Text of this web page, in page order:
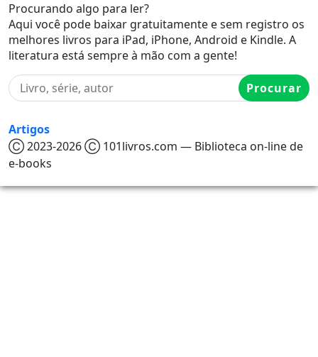
Procurando algo para ler?
Aqui você pode baixar gratuitamente e sem registro os
melhores livros para iPad, iPhone, Android e Kindle. A
literatura está sempre à mão com a gente!
Procurar
Artigos
Ⓒ 2023-2026 Ⓒ 101livros.com — Biblioteca on-line de
e-books